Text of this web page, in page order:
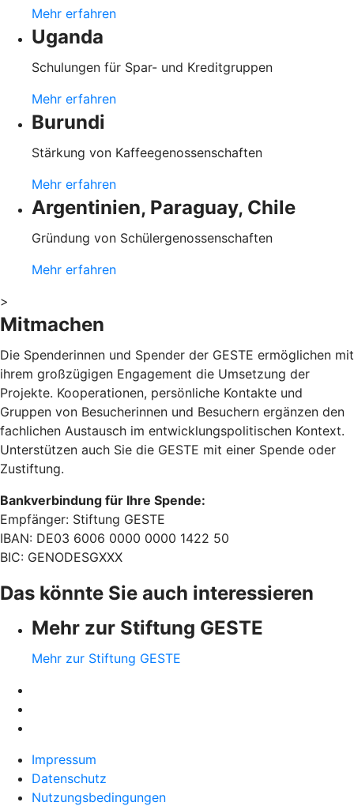
Mehr erfahren
Uganda
Schulungen für Spar- und Kreditgruppen
Mehr erfahren
Burundi
Stärkung von Kaffeegenossenschaften
Mehr erfahren
Argentinien, Paraguay, Chile
Gründung von Schülergenossenschaften
Mehr erfahren
>
Mitmachen
Die Spenderinnen und Spender der GESTE ermöglichen mit
ihrem großzügigen Engagement die Umsetzung der
Projekte. Kooperationen, persönliche Kontakte und
Gruppen von Besucherinnen und Besuchern ergänzen den
fachlichen Austausch im entwicklungspolitischen Kontext.
Unterstützen auch Sie die GESTE mit einer Spende oder
Zustiftung.
Bankverbindung für Ihre Spende:
Empfänger: Stiftung GESTE
IBAN: DE03 6006 0000 0000 1422 50
BIC: GENODESGXXX
Das könnte Sie auch interessieren
Mehr zur Stiftung GESTE
Mehr zur Stiftung GESTE
Impressum
Datenschutz
Nutzungsbedingungen